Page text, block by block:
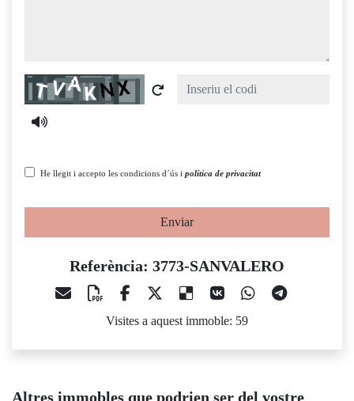
Captcha
He llegit i accepto les condicions d´ús i política de privacitat
Enviar
Referència: 3773-SANVALERO
Visites a aquest immoble: 59
Altres immobles que podrien ser del vostre